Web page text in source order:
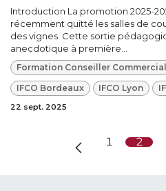
Introduction La promotion 2025-
récemment quitté les salles de
des vignes. Cette sortie
anecdotique à première...
Formation Conseiller
IFCO Bordeaux IFCO Lyon
22 sept. 2025
1 2